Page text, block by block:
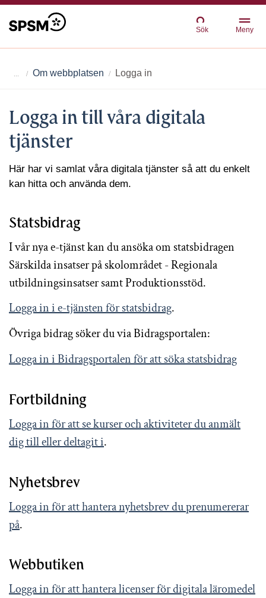
Sök Meny
Om webbplatsen Logga in
Logga in till våra digitala
tjänster
Här har vi samlat våra digitala tjänster så att du enkelt
kan hitta och använda dem.
Statsbidrag
I vår nya e-tjänst kan du ansöka om statsbidragen
Särskilda insatser på skolområdet - Regionala
utbildningsinsatser samt Produktionsstöd.
Logga in i e-tjänsten för statsbidrag.
Övriga bidrag söker du via Bidragsportalen:
Logga in i Bidragsportalen för att söka statsbidrag
Fortbildning
Logga in för att se kurser och aktiviteter du anmält
dig till eller deltagit i.
Nyhetsbrev
Logga in för att hantera nyhetsbrev du prenumererar
på.
Webbutiken
Logga in för att hantera licenser för digitala läromedel